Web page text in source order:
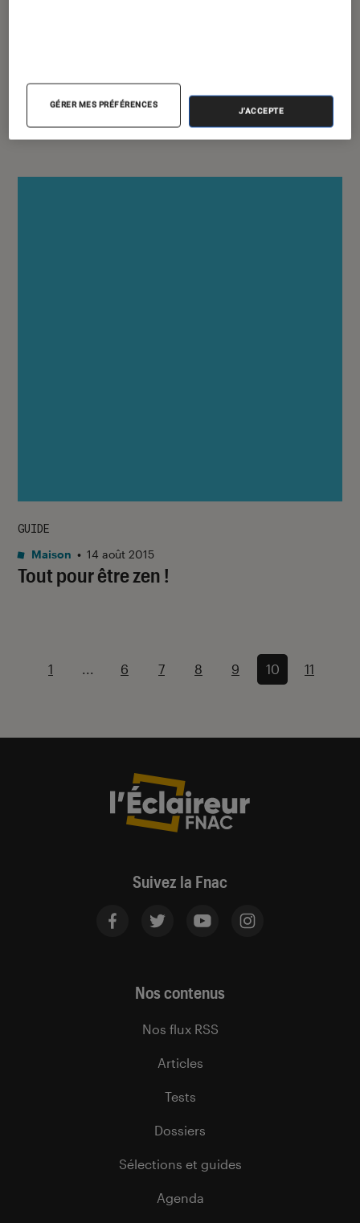
Le grand ménage de la rentrée !
Maison • 25 août 2015
Tout pour être zen !
GUIDE
Maison • 14 août 2015
1 ... 6 7 8 9 10 11
Suivez la Fnac
Nos contenus
Nos flux RSS
Articles
Tests
Dossiers
Sélections et guides
Agenda
GÉRER MES PRÉFÉRENCES
J'ACCEPTE